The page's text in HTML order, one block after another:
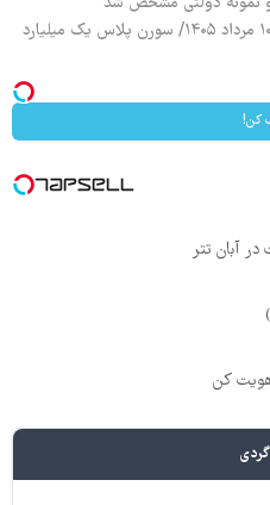
قیمت محصولات ایران خودرو شنبه ۱۰ مرداد ۱۴۰۵/ سورن پلاس یک میلیارد
کن!